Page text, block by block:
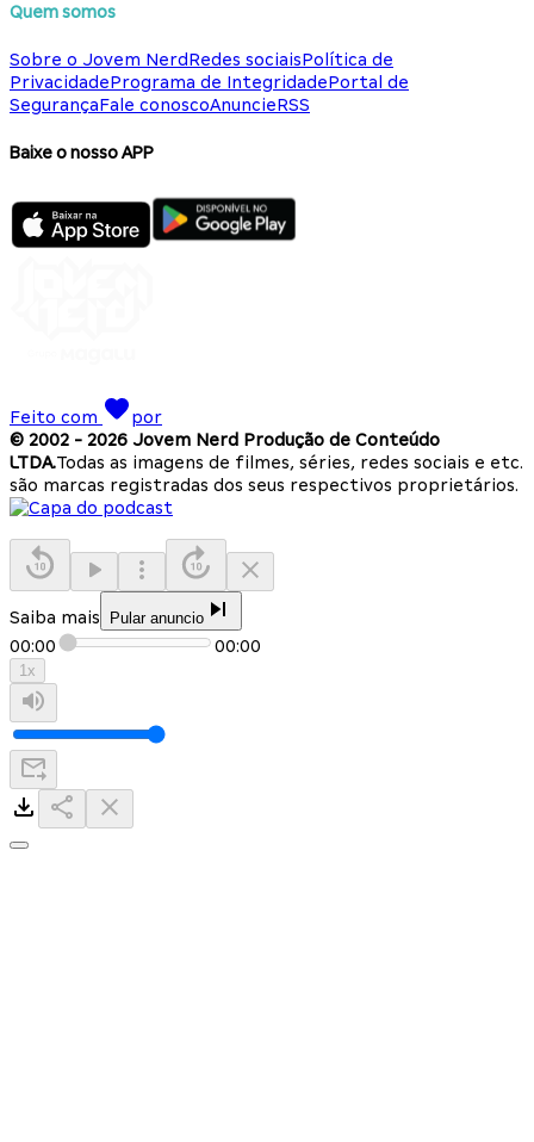
Quem somos
Sobre o Jovem NerdRedes sociaisPolítica de
PrivacidadePrograma de IntegridadePortal de
SegurançaFale conoscoAnuncieRSS
Baixe o nosso APP
Feito com
por
© 2002 - 2026 Jovem Nerd Produção de Conteúdo
LTDA.Todas as imagens de filmes, séries, redes sociais e etc.
são marcas registradas dos seus respectivos proprietários.
Saiba mais Pular anuncio
00:00 00:00
1x